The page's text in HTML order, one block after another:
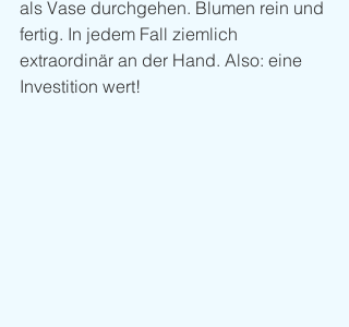
als Vase durchgehen. Blumen rein und
fertig. In jedem Fall ziemlich
extraordinär an der Hand. Also: eine
Investition wert!